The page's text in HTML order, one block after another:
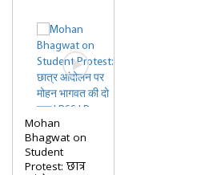
Mohan
Bhagwat on
Student
Protest: छात्र